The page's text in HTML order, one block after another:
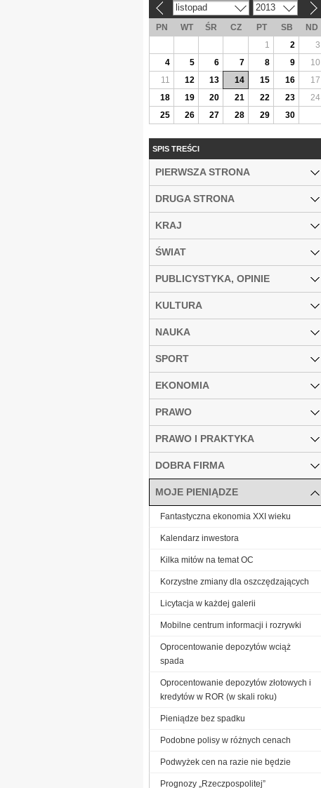
listopad 2013
PN WT ŚR CZ PT SB
ND
1
2
3
4
5 6 7 8 9
10
11
12 13 14 15 16
17
18
19 20 21 22 23
24
25
26 27 28 29 30
SPIS TREŚCI
PIERWSZA STRONA
DRUGA STRONA
KRAJ
ŚWIAT
PUBLICYSTYKA, OPINIE
KULTURA
NAUKA
SPORT
EKONOMIA
PRAWO
PRAWO I PRAKTYKA
DOBRA FIRMA
MOJE PIENIĄDZE
Fantastyczna ekonomia XXI wieku
Kalendarz inwestora
Kilka mitów na temat OC
Korzystne zmiany dla oszczędzających
Licytacja w każdej galerii
Mobilne centrum informacji i rozrywki
Oprocentowanie depozytów wciąż
spada
Oprocentowanie depozytów złotowych i
kredytów w ROR (w skali roku)
Pieniądze bez spadku
Podobne polisy w różnych cenach
Podwyżek cen na razie nie będzie
Prognozy „Rzeczpospolitej”